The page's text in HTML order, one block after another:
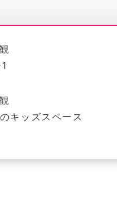
キッズスペース